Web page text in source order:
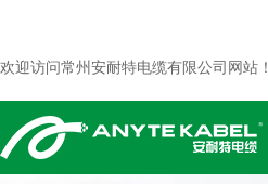
欢迎访问常州安耐特电缆有限公司网站！